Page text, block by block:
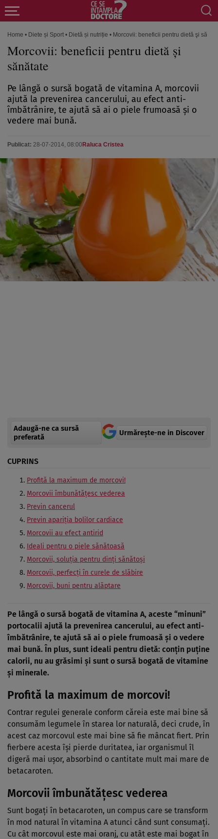
Home • Diete și Sport • Dietă și nutriție • Morcovii: beneficii pentru dietă şi
Morcovii: beneficii pentru dietă şi
sănătate
Pe lângă o sursă bogată de vitamina A, morcovii
ajută la prevenirea cancerului, au efect anti-
îmbătrânire, te ajută să ai o piele frumoasă şi o
vedere mai bună.
Publicat: 28-07-2014, 08:00 Raluca Cristea
Adaugă-ne ca sursă
preferată
Urmărește-ne in Discover
CUPRINS
Profită la maximum de morcovi!
Morcovii îmbunătăţesc vederea
Previn cancerul
Previn apariţia bolilor cardiace
Morcovii au efect antirid
Ideali pentru o piele sănătoasă
Morcovii, soluţia pentru dinţi sănătoşi
Morcovii, perfecţi în curele de slăbire
Morcovii, buni pentru alăptare
Pe lângă o sursă bogată de vitamina A, aceste “minuni”
portocalii ajută la prevenirea cancerului, au efect anti-
îmbătrânire, te ajută să ai o piele frumoasă şi o vedere
mai bună. În plus, sunt ideali pentru dietă: conţin puţine
calorii, nu au grăsimi şi sunt o sursă bogată de vitamine
şi minerale.
Profită la maximum de morcovi!
Contrar regulei generale conform căreia este mai bine să
consumăm legumele în starea lor naturală, deci crude, în
acest caz morcovul este mai bine să fie mâncat fiert. Prin
fierbere acesta îşi pierde duritatea, iar organismul îl
digeră mai uşor, absorbind o cantitate mult mai mare de
betacaroten.
Morcovii îmbunătăţesc vederea
Sunt bogaţi în betacaroten, un compus care se transform
în mod natural în vitamina A atunci când sunt consumaţi.
Cu cât morcovul este mai oranj, cu atât este mai bogat în